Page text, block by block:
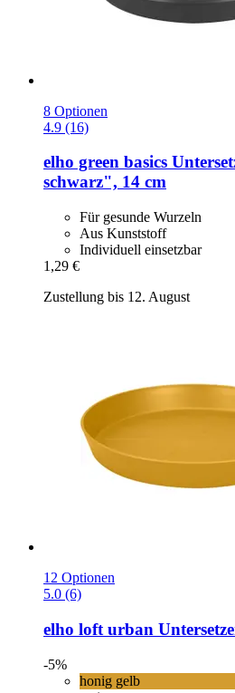
8 Optionen
4.9 (16)
elho green basics
schwarz", 14 cm
Für gesunde Wurzeln
Aus Kunststoff
Individuell einsetzbar
1,29 €
Zustellung bis 12. August
12 Optionen
5.0 (6)
elho loft urban
-5%
honig gelb